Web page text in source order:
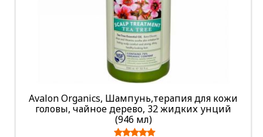
Avalon Organics, Шампунь,терапия для кожи
головы, чайное дерево, 32 жидких унций
(946 мл)